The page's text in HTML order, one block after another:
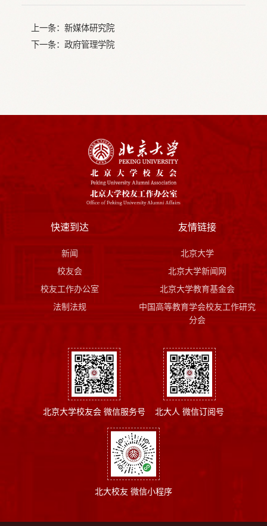
上一条： 新媒体研究院
下一条： 政府管理学院
快速到达
新闻
校友会
校友工作办公室
法制法规
友情链接
北京大学
北京大学新闻网
北京大学教育基金会
中国高等教育学会校友工作研究
分会
北京大学校友会 微信服务号 北大人 微信订阅号
北大校友 微信小程序